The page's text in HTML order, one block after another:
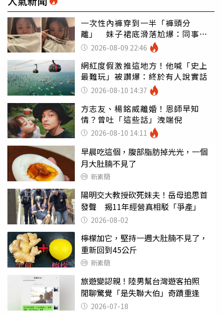
一次性內褲穿到一半「褲頭分
離」 妹子裙底滑落尬爆：同事全
看光2026-08-09 22:46
網紅度假激推這地方！他喊「史上
最難玩」被讚爆：終於有人說實話
2026-08-10 14:37
方志友、楊銘威離婚！恩師早知
情？曾吐「這些話」洩端倪
2026-08-10 14:11
早晨吃這個，腹部脂肪掉光光，一個
月大肚腩不見了
新素簡
陽明交大教授砍死妹夫！岳母追思首
發聲 揭11年經營真相駁「爭產」
2026-08-02
檸檬加它，堅持一週大肚腩不見了，
重新回到45公斤
新素簡
旅遊變認親！陸男幫台灣遊客拍照
閒聊驚覺「是失聯大伯」奇蹟重逢
2026-07-18